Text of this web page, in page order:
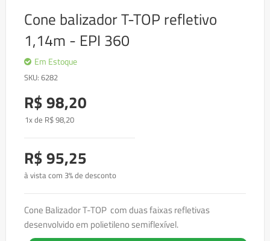
Cone balizador T-TOP refletivo
1,14m - EPI 360
Em Estoque
SKU 6282
R$ 98,20
1x de R$98,20
R$ 95,25
à vista com 3% de desconto
Cone Balizador T-TOP com duas faixas refletivas
desenvolvido em polietileno semiflexível.
beginning
images
gallery